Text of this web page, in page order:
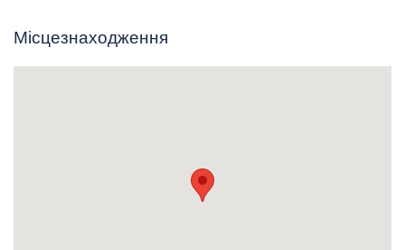
Місцезнаходження